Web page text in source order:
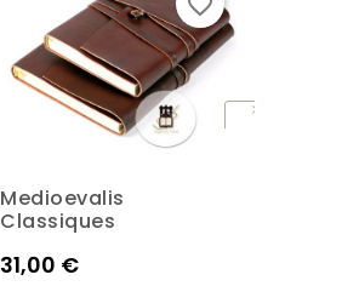
Brun RougeNoir
Medioevalis
Classiques
Prix
31,00 €